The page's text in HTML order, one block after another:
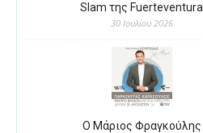
Slam της Fuerteventura
30 Ιουλίου 2026
Ο Μάριος Φραγκούλης